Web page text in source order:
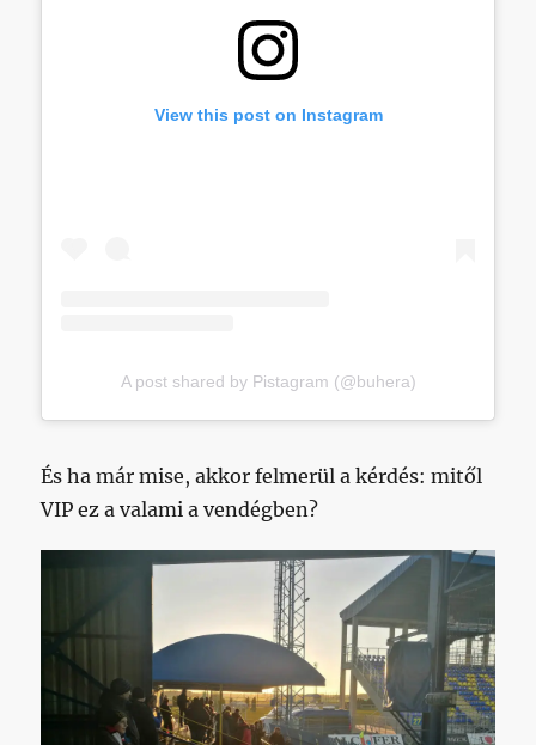
View this post on Instagram
A post shared by Pistagram (@buhera)
És ha már mise, akkor felmerül a kérdés: mitől
VIP ez a valami a vendégben?